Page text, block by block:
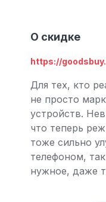
О скидке
https://
Для тех, кто
не просто
устройств.
что теперь
тоже сильно
телефоном,
нужное, даже